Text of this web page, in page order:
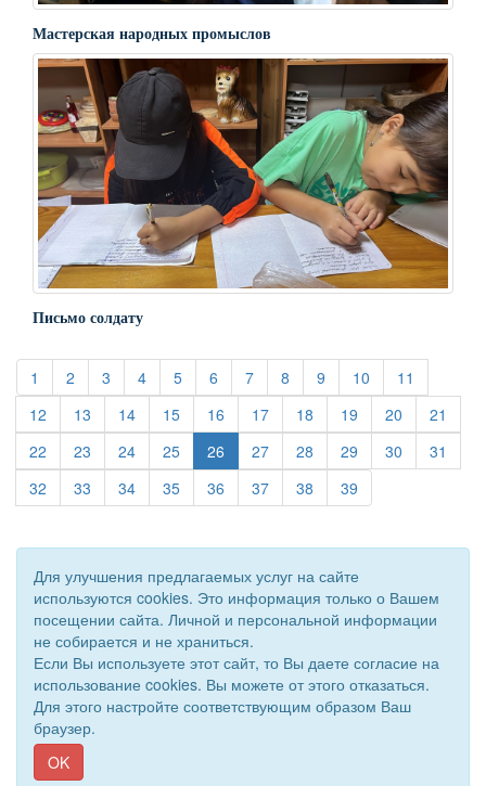
Мастерская народных промыслов
Письмо солдату
1 (current)
2 (current)
3 (current)
4(current)
5(current)
6 (current)
7(current)
8 (current)
9 (current)
10 (current)
11
12 (current)
13 (current)
14(current)
15(current)
16 (current)
17(current)
18 (current)
19 (current)
20 (current)
21
22 (current)
23 (current)
24(current)
25(current)
26 27(current)
28 (current)
29 (current)
30 (current)
31
32 (current)
33 (current)
34(current)
35(current)
36 (current)
37(current)
38 (current)
39
© 2018 - 2026 Подворье . Все права защищены.
Сайт создан при поддержке «
Для улучшения предлагаемых услуг на сайте
используются cookies. Это информация только о Вашем
посещении сайта. Личной и персональной информации
не собирается и не храниться.
Если Вы используете этот сайт, то Вы даете согласие на
использование cookies. Вы можете от этого отказаться.
Для этого настройте соответствующим образом Ваш
браузер.
OK